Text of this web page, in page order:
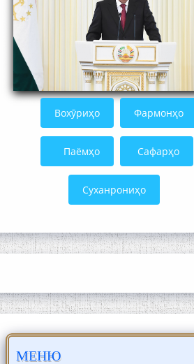
Вохӯриҳо Фармонҳо
Паёмҳо Сафарҳо
Суханрониҳо
МЕНЮ
Қадамҷо: Муҳаммадҷон Раҳимӣ
ЛОҲУТӢ - ФИЛМИ МУСТАНАД